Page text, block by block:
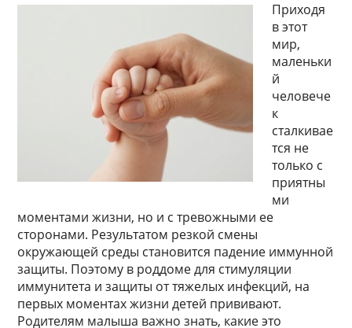
Приходя
в этот
мир,
маленьки
й
человече
к
сталкивае
тся не
только с
приятны
ми
моментами жизни, но и с тревожными ее
сторонами. Результатом резкой смены
окружающей среды становится падение иммунной
защиты. Поэтому в роддоме для стимуляции
иммунитета и защиты от тяжелых инфекций, на
первых моментах жизни детей прививают.
Родителям малыша важно знать, какие это